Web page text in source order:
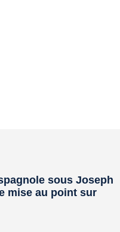
sous Joseph
mise au point sur